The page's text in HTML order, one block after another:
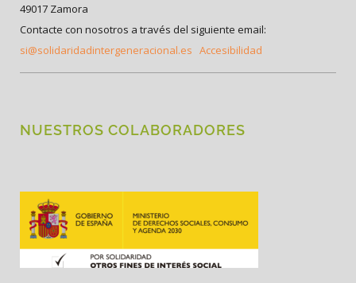
49017 Zamora
Contacte con nosotros a través del siguiente email:
si@solidaridadintergeneracional.es Accesibilidad
NUESTROS COLABORADORES